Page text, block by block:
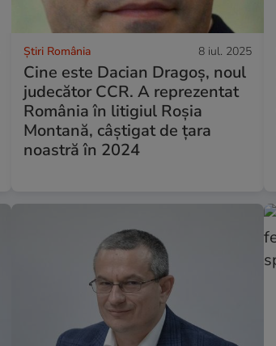
Știri România 8 iul. 2025
Cine este Dacian Dragoș, noul
judecător CCR. A reprezentat
România în litigiul Roșia
Montană, câștigat de țara
noastră în 2024